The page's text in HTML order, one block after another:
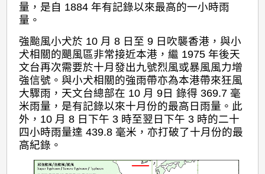
量，是自 1884 年有記錄以來最高的一小時雨
量。
強颱風小犬於 10 月 8 日至 9 日吹襲香港，與小
犬相關的颶風區非常接近本港，繼 1975 年後天
文台再次需要於十月發出九號烈風或暴風風力增
強信號。與小犬相關的強雨帶亦為本港帶來狂風
大驟雨，天文台總部在 10 月 9日 錄得 369.7 毫
米雨量，是有記錄以來十月份的最高日雨量。此
外，10 月 8 日下午 3 時至翌日下午 3 時的二十
四小時雨量達 439.8 毫米，亦打破了十月份的最
高紀錄。